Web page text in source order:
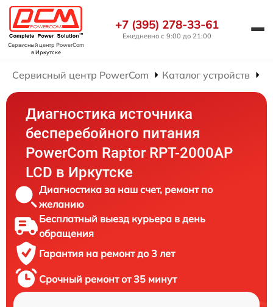
Сервисный центр PowerCom
в Иркутске
+7 (395) 278-33-61
Ежедневно с 9:00 до 21:00
Сервисный центр PowerCom Каталог устройств
Диагностика источника
бесперебойного питания
PowerCom Raptor RPT-2000AP
LCD в Иркутске
Диагностика за наш счет, ремонт по
желанию
Бесплатный выезд курьера в день
обращения
Гарантия на ремонт до 3 лет
Срочный ремонт от 35 минут